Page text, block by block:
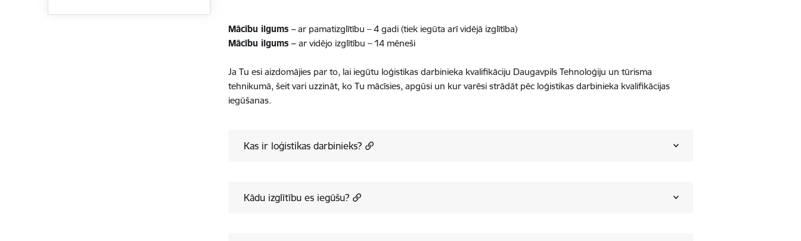
Mācību ilgums –ar pamatizglītību – 4 gadi (tiek iegūta arī vidējā izglītība)
Mācību ilgums –ar vidējo izglītību – 14 mēneši
Ja Tu esi aizdomājies par to, lai iegūtu loģistikas darbinieka kvalifikāciju Daugavpils Tehnoloģiju un tūrisma
tehnikumā, šeit vari uzzināt, ko Tu mācīsies, apgūsi un kur varēsi strādāt pēc loģistikas darbinieka kvalifikācijas
iegūšanas.
Kas ir loģistikas darbinieks?
Kādu izglītību es iegūšu?